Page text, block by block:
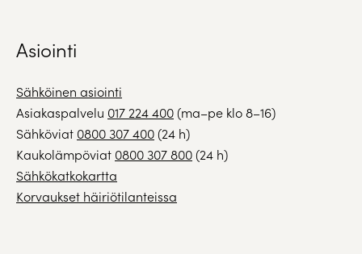
Asiointi
Sähköinen asiointi
Asiakaspalvelu 017 224 400(ma–pe klo 8–16)
Sähköviat 0800 307 400(24 h)
Kaukolämpöviat 0800 307 800(24 h)
Sähkökatkokartta
Korvaukset häiriötilanteissa